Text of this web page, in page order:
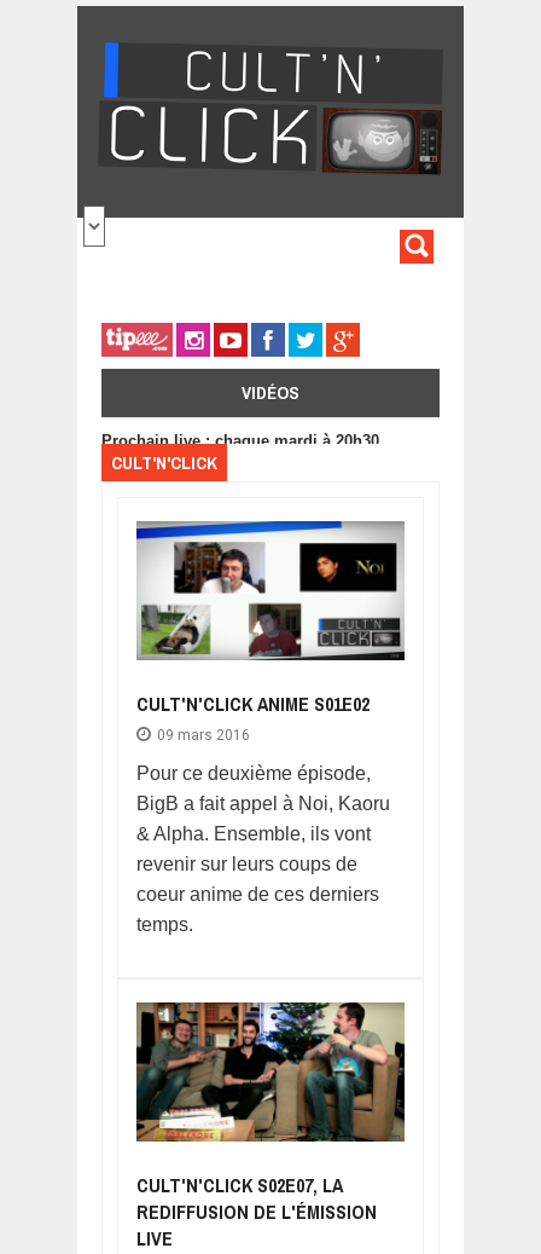
VIDÉOS
Prochain live : chaque mardi à 20h30
CULT'N'CLICK
CULT'N'CLICK ANIME S01E02
09 mars 2016
Pour ce deuxième épisode,
BigB a fait appel à Noi, Kaoru
& Alpha. Ensemble, ils vont
revenir sur leurs coups de
coeur anime de ces derniers
temps.
CULT'N'CLICK S02E07, LA
REDIFFUSION DE L'ÉMISSION
LIVE